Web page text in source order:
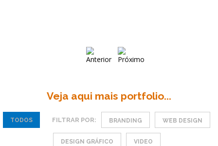
Veja aqui mais portfolio...
TODOS FILTRAR POR: BRANDING WEB DESIGN
DESIGN GRÁFICO VIDEO